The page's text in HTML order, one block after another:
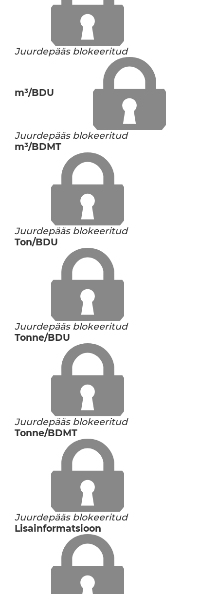
Juurdepääs blokeeritud
m³/BDU
Juurdepääs blokeeritud
m³/BDMT
Juurdepääs blokeeritud
Ton/BDU
Juurdepääs blokeeritud
Tonne/BDU
Juurdepääs blokeeritud
Tonne/BDMT
Juurdepääs blokeeritud
Lisainformatsioon